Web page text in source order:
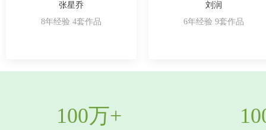
张星乔
8年经验 4套作品
刘润
6年经验 9套作品
100万+